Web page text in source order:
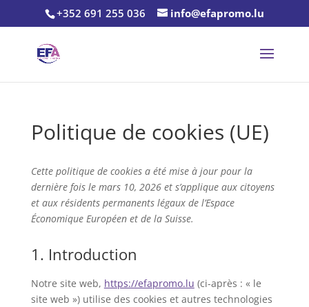
+352 691 255 036 info@efapromo.lu
Politique de cookies (UE)
Cette politique de cookies a été mise à jour pour la
dernière fois le mars 10, 2026 et s’applique aux citoyens
et aux résidents permanents légaux de l’Espace
Économique Européen et de la Suisse.
1. Introduction
Notre site web, https://efapromo.lu (ci-après : « le
site web ») utilise des cookies et autres technologies